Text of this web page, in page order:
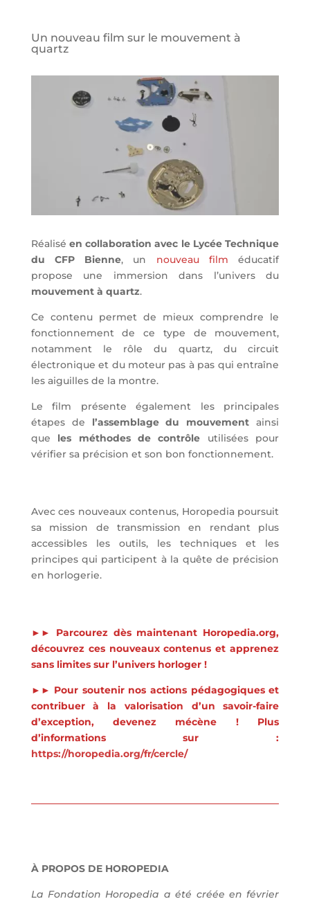
Un nouveau film sur le mouvement à
quartz
Réaliséen collaboration avec le Lycée Technique
du CFP Bienne, un nouveau film éducatif
propose une immersion dans l’univers du
mouvement à quartz.
Ce contenu permet de mieux comprendre le
fonctionnement de ce type de mouvement,
notamment le rôle du quartz, du circuit
électronique et du moteur pas à pas qui entraîne
les aiguilles de la montre.
Le film présente également les principales
étapes de l’assemblage du mouvement ainsi
que les méthodes de contrôle utilisées pour
vérifier sa précision et son bon fonctionnement.
Avec ces nouveaux contenus, Horopedia poursuit
sa mission de transmission en rendant plus
accessibles les outils, les techniques et les
principes qui participent à la quête de précision
en horlogerie.
►► Parcourez dès maintenant Horopedia.org,
découvrez ces nouveaux contenus et apprenez
sans limites sur l’univers horloger !
►► Pour soutenir nos actions pédagogiques et
contribuer à la valorisation d’un savoir-faire
d’exception, devenez mécène ! Plus
d’informations sur :
https://horopedia.org/fr/cercle/
À PROPOS DE HOROPEDIA
La Fondation Horopedia a été créée en février